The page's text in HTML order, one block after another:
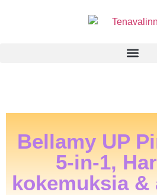
Bellamy UP
5-in-1,
kokemuksia